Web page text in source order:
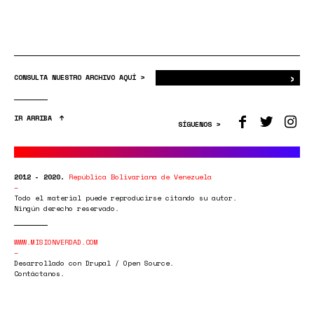
CONSULTA NUESTRO ARCHIVO AQUÍ > ›
IR ARRIBA
SÍGUENOS >
2012 - 2020. República Bolivariana de Venezuela
Todo el material puede reproducirse citando su autor.
Ningún derecho reservado.
WWW.MISIONVERDAD.COM
Desarrollado con Drupal / Open Source.
Contáctanos.